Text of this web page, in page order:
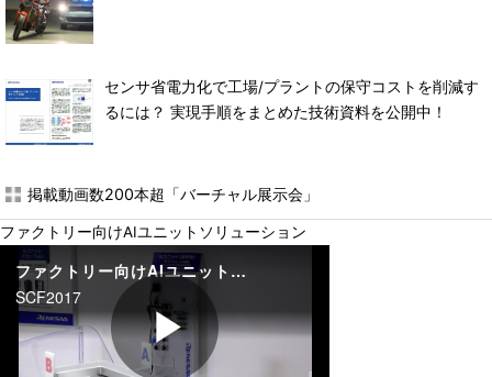
センサ省電力化で工場/プラントの保守コストを削減す
るには？ 実現手順をまとめた技術資料を公開中！
掲載動画数200本超「バーチャル展示会」
ファクトリー向けAIユニットソリューション